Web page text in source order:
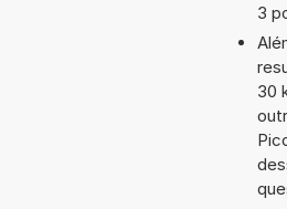
3
30